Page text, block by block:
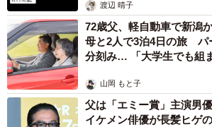
渡辺 晴子
72歳父、軽自動車で新潟
母と2人で3泊4日の旅 パ
分刻み… 「大学生でも組
山岡 もと子
父は「エミー賞」主演男
イケメン俳優が長髪ヒゲ